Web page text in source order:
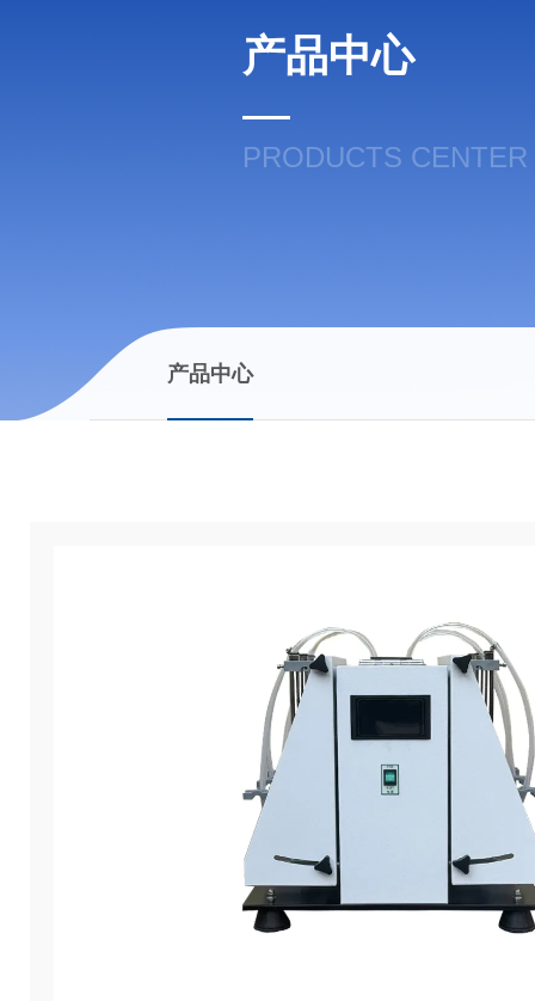
产品中心
PRODUCTS CENTER
产品中心